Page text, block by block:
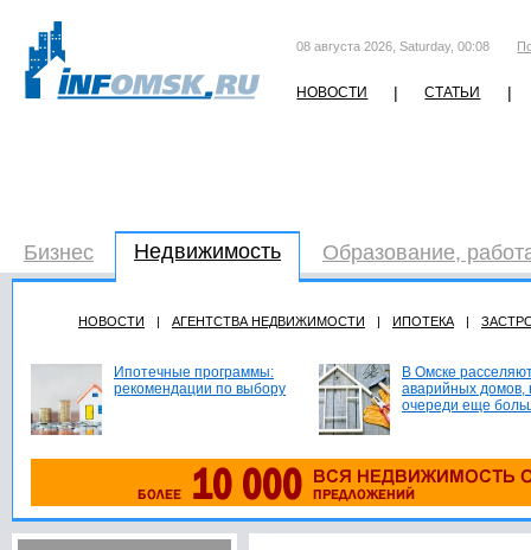
08 августа 2026, Saturday, 00:08
НОВОСТИ | СТАТЬИ |
Бизнес Недвижимость Образование,
НОВОСТИ | АГЕНТСТВА НЕДВИЖИМОСТИ | ИПОТЕКА |
Ипотечные программы:
рекомендации по выбору
В Омске
аварийных домов,
очереди еще